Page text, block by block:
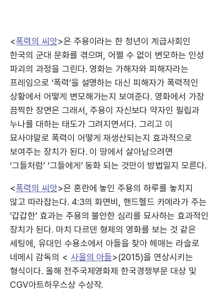
<폭력의 씨앗>은 주용이라는 한 청년이 계급사회인
한국의 군대 문화를 겪으며, 어쩔 수 없이 변모하는 인성
파괴의 과정을 그린다. 영화는 가해자와 피해자라는
프레임으로 ‘폭력’을 설명하는 대신 피해자가 폭력적인
상황에서 어떻게 변모해가는지 보여준다. 영화에서 가장
끔찍한 장면은 그래서, 주용이 자신보다 약자인 필립과
누나를 대하는 태도가 그려지면서다. 그리고 이
묘사야말로 폭력이 어떻게 재생산되는지 효과적으로
보여주는 장치가 된다. 이 땅에서 살아남으려면
‘그들처럼’ ‘그들에게’ 동화 되는 것만이 방법일지 모른다.
<폭력의 씨앗>은 혼란에 놓인 주용의 하루를 놓치지
않고 따라잡는다. 4:3의 화면비, 핸드헬드 카메라가 주는
‘갑갑한’ 효과는 주용의 불안한 심리를 묘사하는 효과적인
장치가 된다. 마치 다르덴 형제의 영화를 보는 것 같은
세팅에, 유대인 수용소에서 아들을 찾아 헤매는 라슬로
네메시 감독의 < 사울의 아들>(2015)을 연상시키는
형식이다. 올해 전주국제영화제 한국경쟁부문 대상 및
CGV아트하우스상 수상작.